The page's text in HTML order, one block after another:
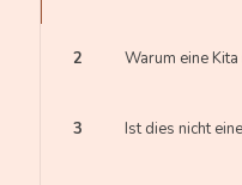
2 Warum eine
3 Ist dies nicht